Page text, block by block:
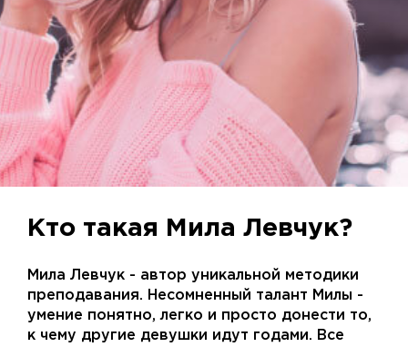
Кто такая Мила Левчук?
Мила Левчук - автор уникальной методики
преподавания. Несомненный талант Милы -
умение понятно, легко и просто донести то,
к чему другие девушки идут годами. Все